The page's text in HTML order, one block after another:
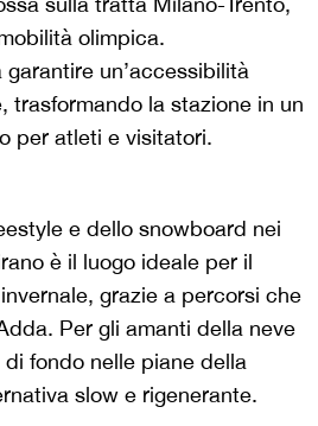
olimpica.
garantire un’accessibilità
trasformando la stazione in un
per atleti e visitatori.
e dello snowboard nei
è il luogo ideale per il
grazie a percorsi che
Per gli amanti della neve
fondo nelle piane della
slow e rigenerante.